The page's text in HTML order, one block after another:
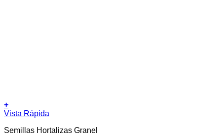
+
Vista Rápida
Semillas Hortalizas Granel